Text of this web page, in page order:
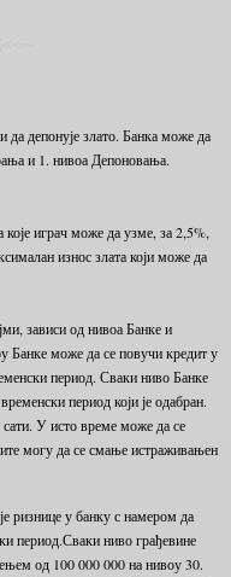
да депонује злато. Банка може да
и 1. нивоа Депоновања.
играч може да узме, за 2,5%,
износ злата који може да
зависи од нивоа Банке и
Банке може да се повучи кредит у
период. Сваки ниво Банке
период који је одабран.
У исто време може да се
могу да се смање истраживањен
ризнице у банку с намером да
период.Сваки ниво грађевине
од 100 000 000 на нивоу 30.